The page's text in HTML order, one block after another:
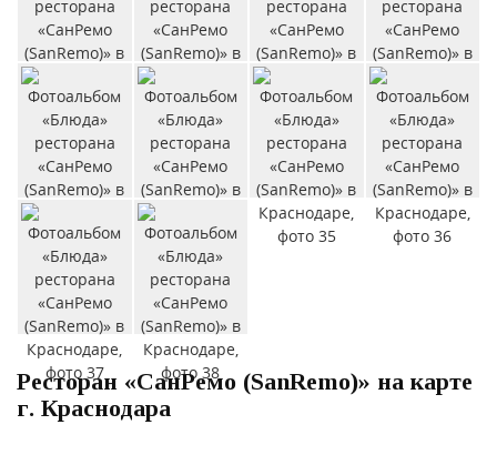
Ресторан «СанРемо (SanRemo)» на карте
г. Краснодара